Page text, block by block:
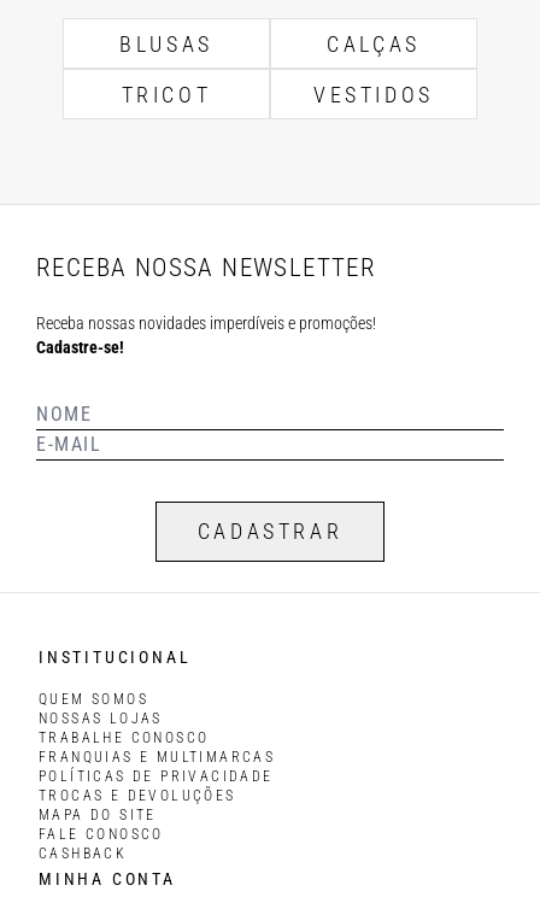
BLUSAS
CALÇAS
TRICOT
VESTIDOS
RECEBA NOSSA NEWSLETTER
Receba nossas novidades imperdíveis e promoções!
Cadastre-se!
CADASTRAR
INSTITUCIONAL
QUEM SOMOS
NOSSAS LOJAS
TRABALHE CONOSCO
FRANQUIAS E MULTIMARCAS
POLÍTICAS DE PRIVACIDADE
TROCAS E DEVOLUÇÕES
MAPA DO SITE
FALE CONOSCO
CASHBACK
MINHA CONTA